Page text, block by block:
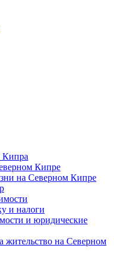
Кипра
Кипре
на Северном Кипре
и налоги
и юридические
жительство на Северном